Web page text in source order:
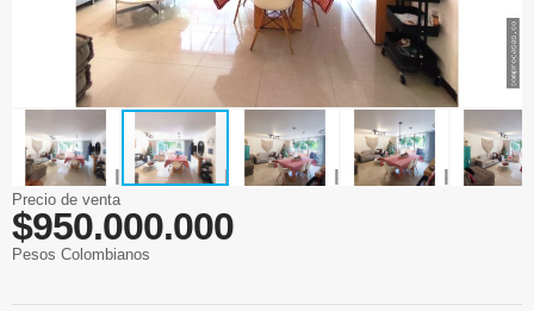
Precio de venta
$950.000.000
Pesos Colombianos